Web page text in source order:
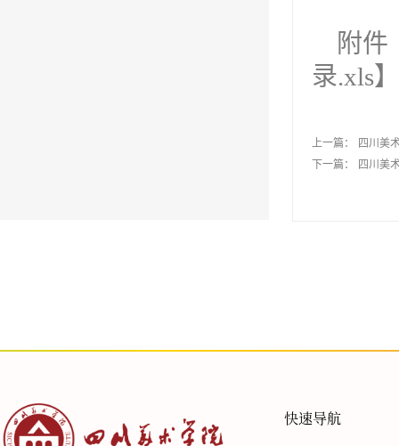
附件
录.xls
上一篇：
四川美
下一篇：
四川美